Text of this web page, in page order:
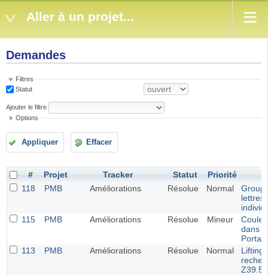
Aller à un projet...
Demandes
Filtres
Statut
Ajouter le filtre
Options
Appliquer Effacer
# Projet Tracker Statut Priorité
118
PMB Améliorations Résolue Normal
lettres
115
PMB Améliorations Résolue Mineur
dans
Portail
113
PMB Améliorations Résolue Normal
Lifting
Z39.50